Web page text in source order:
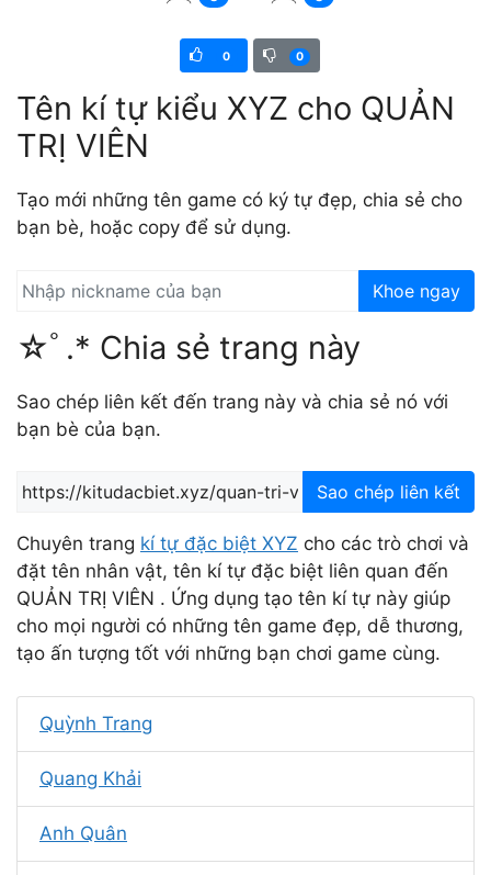
0 0
Tên kí tự kiểu XYZ cho QUẢN
TRỊ VIÊN
Tạo mới những tên game có ký tự đẹp, chia sẻ cho
bạn bè, hoặc copy để sử dụng.
Khoe ngay
☆ﾟ.* Chia sẻ trang này
Sao chép liên kết đến trang này và chia sẻ nó với
bạn bè của bạn.
Sao chép liên kết
Chuyên trang kí tự đặc biệt XYZ cho các trò chơi và
đặt tên nhân vật, tên kí tự đặc biệt liên quan đến
QUẢN TRỊ VIÊN . Ứng dụng tạo tên kí tự này giúp
cho mọi người có những tên game đẹp, dễ thương,
tạo ấn tượng tốt với những bạn chơi game cùng.
Quỳnh Trang
Quang Khải
Anh Quân